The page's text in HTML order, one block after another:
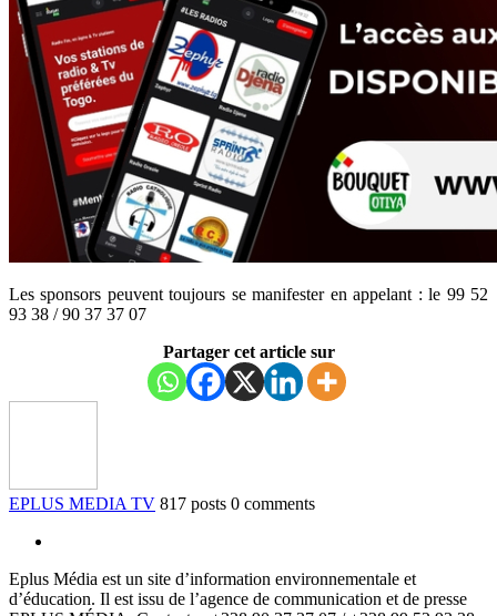
Les sponsors peuvent toujours se manifester en appelant : le 99 52
93 38 / 90 37 37 07
Partager cet article sur
EPLUS MEDIA TV 817 posts 0 comments
Eplus Média est un site d’information environnementale et
d’éducation. Il est issu de l’agence de communication et de presse